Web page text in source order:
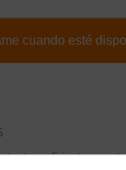
y eficiente para